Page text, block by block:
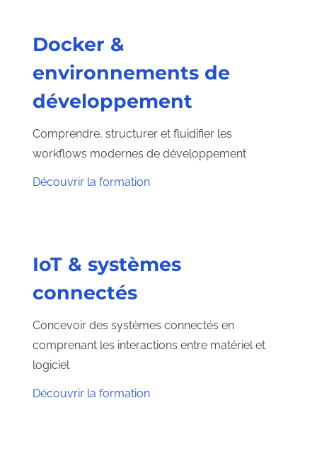
Docker &
environnements de
développement
Comprendre, structurer et fluidifier les
workflows modernes de développement
Découvrir la formation
IoT & systèmes
connectés
Concevoir des systèmes connectés en
comprenant les interactions entre matériel et
logiciel
Découvrir la formation